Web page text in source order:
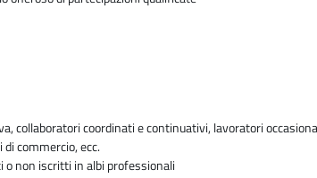
collaboratori coordinati e continuativi, lavoratori
commercio, ecc.
non iscritti in albi professionali